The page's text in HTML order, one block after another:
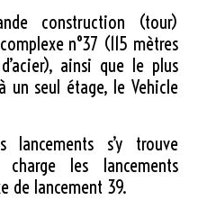
construction (tour)
n°37 (115 mètres
ainsi que le plus
un seul étage, le Vehicle
s’y trouve
les lancements
de lancement 39.